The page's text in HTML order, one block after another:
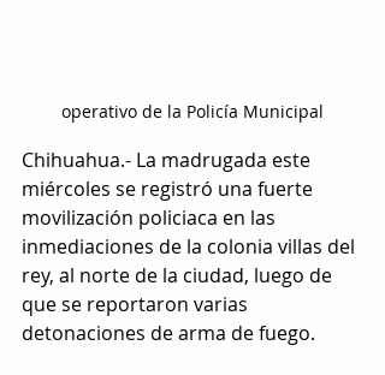
operativo de la Policía Municipal
Chihuahua.- La madrugada este
miércoles se registró una fuerte
movilización policiaca en las
inmediaciones de la colonia villas del
rey, al norte de la ciudad, luego de
que se reportaron varias
detonaciones de arma de fuego.